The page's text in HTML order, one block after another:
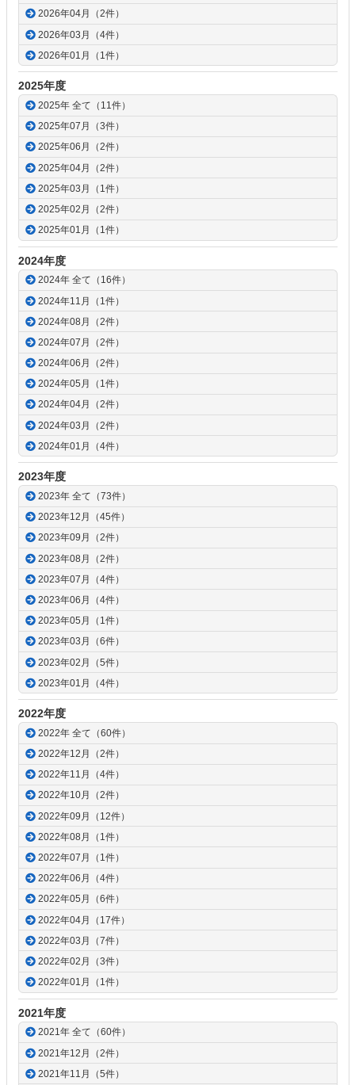
2026年04月（2件）
2026年03月（4件）
2026年01月（1件）
2025年度
2025年 全て（11件）
2025年07月（3件）
2025年06月（2件）
2025年04月（2件）
2025年03月（1件）
2025年02月（2件）
2025年01月（1件）
2024年度
2024年 全て（16件）
2024年11月（1件）
2024年08月（2件）
2024年07月（2件）
2024年06月（2件）
2024年05月（1件）
2024年04月（2件）
2024年03月（2件）
2024年01月（4件）
2023年度
2023年 全て（73件）
2023年12月（45件）
2023年09月（2件）
2023年08月（2件）
2023年07月（4件）
2023年06月（4件）
2023年05月（1件）
2023年03月（6件）
2023年02月（5件）
2023年01月（4件）
2022年度
2022年 全て（60件）
2022年12月（2件）
2022年11月（4件）
2022年10月（2件）
2022年09月（12件）
2022年08月（1件）
2022年07月（1件）
2022年06月（4件）
2022年05月（6件）
2022年04月（17件）
2022年03月（7件）
2022年02月（3件）
2022年01月（1件）
2021年度
2021年 全て（60件）
2021年12月（2件）
2021年11月（5件）